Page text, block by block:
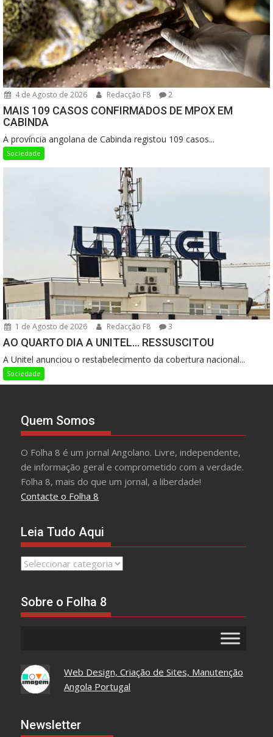
4 de Agosto de 2026 Redacção F8 2
MAIS 109 CASOS CONFIRMADOS DE MPOX EM
CABINDA
A província angolana de Cabinda registou 109 casos...
Sociedade
1 de Agosto de 2026 Redacção F8 3
AO QUARTO DIA A UNITEL… RESSUSCITOU
A Unitel anunciou o restabelecimento da cobertura nacional...
Sociedade
Quem Somos
O Folha 8 é um jornal Angolano. Livre, independente,
de informação geral e comprometido com a verdade.
Folha 8, mais do que um jornal, a liberdade!
Contacte o Folha 8
Leia Tudo Aqui
Leia
Sobre o Folha 8
Web Design, Criação de Sites, Manutenção
Angola Portugal
Newsletter